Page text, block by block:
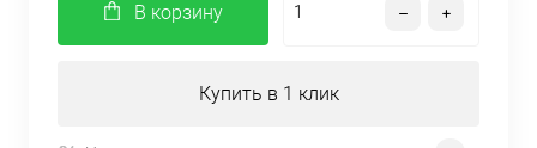
В корзину
Купить в 1 клик